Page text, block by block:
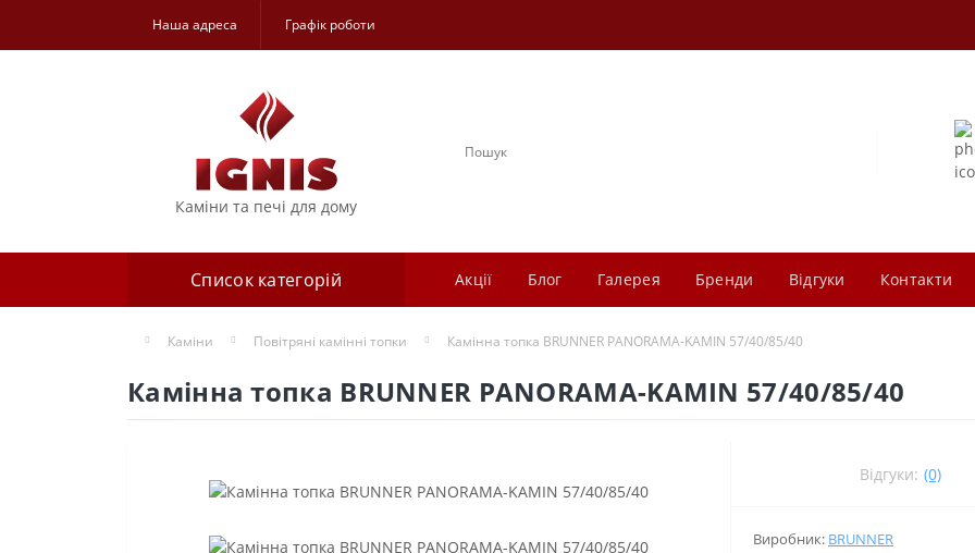
Наша адреса Графік роботи
Каміни та печі для дому
Список категорій Акції Блог Галерея Бренди Відгуки Контакти
Каміни Повітряні камінні топки Камінна топка BRUNNER PANORAMA-KAMIN 57/40/85/40
Камінна топка BRUNNER PANORAMA-KAMIN 57/40/85/40
Відгуки: (0)
Виробник: BRUNNER